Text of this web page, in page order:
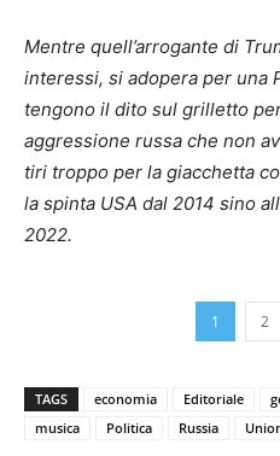
Mentre quell’arrogante di
interessi, si adopera per una
tengono il dito sul grilletto
aggressione russa che non
tiri troppo per la giacchetta
la spinta USA dal 2014 sino
2022.
1 2
TAGS economia Editoriale
musica
Politica Russia